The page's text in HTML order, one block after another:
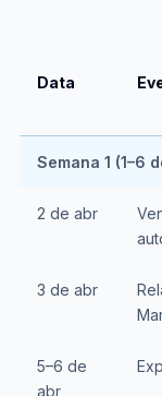
Data
Semana 1 (1–6
2 de abr
3 de abr
5–6 de
abr